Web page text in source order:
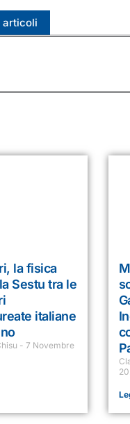
articoli
la fisica
Sestu tra le
italiane
7 Novembre